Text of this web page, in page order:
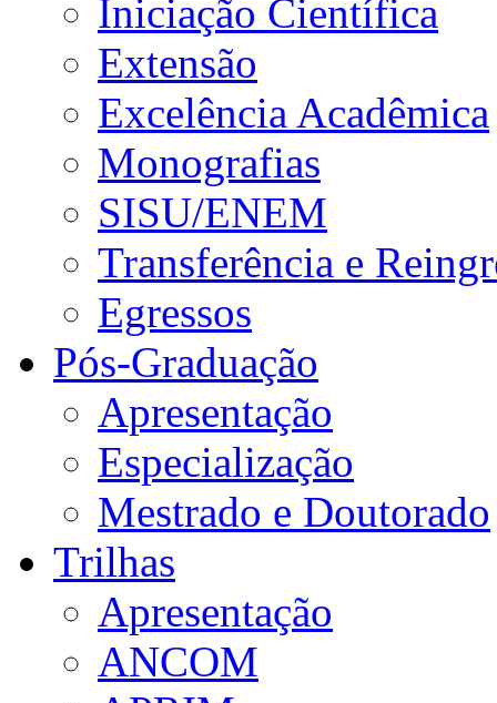
Iniciação Científica
Extensão
Excelência Acadêmica
Monografias
SISU/ENEM
Transferência e
Egressos
Pós-Graduação
Apresentação
Especialização
Mestrado e Doutorado
Trilhas
Apresentação
ANCOM